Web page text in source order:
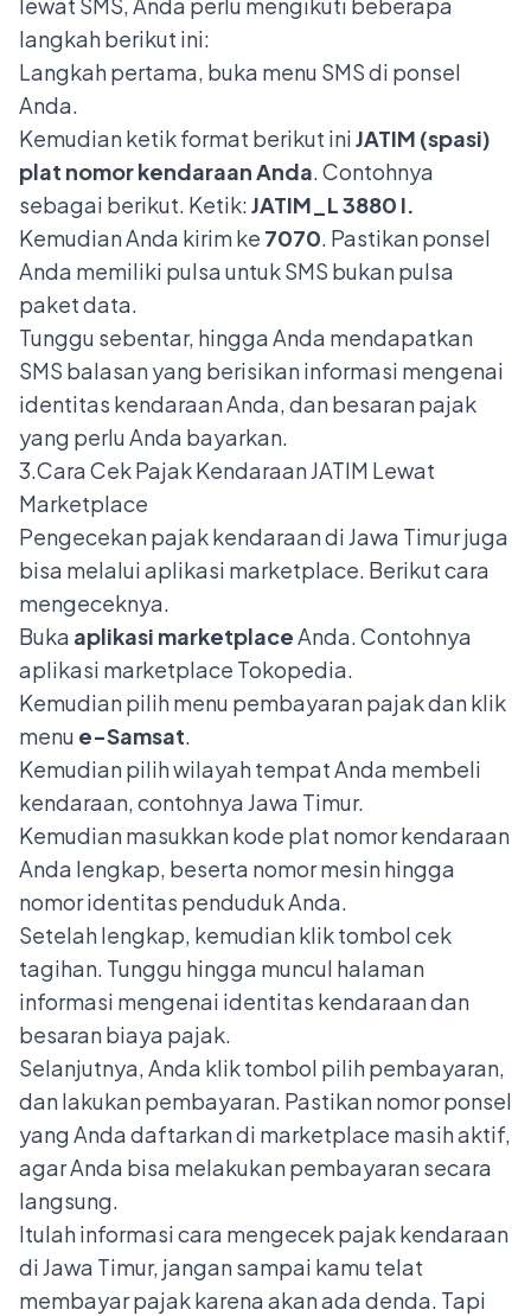
lewat SMS, Anda perlu mengikuti beberapa
langkah berikut ini:
Langkah pertama, buka menu SMS di ponsel
Anda.
Kemudian ketik format berikut iniJATIM (spasi)
plat nomor kendaraan Anda. Contohnya
sebagai berikut. Ketik:JATIM_L 3880 I.
Kemudian Anda kirim ke 7070. Pastikan ponsel
Anda memiliki pulsa untuk SMS bukan pulsa
paket data.
Tunggu sebentar, hingga Anda mendapatkan
SMS balasan yang berisikan informasi mengenai
identitas kendaraan Anda, dan besaran pajak
yang perlu Anda bayarkan.
3.Cara Cek Pajak Kendaraan JATIM Lewat
Marketplace
Pengecekan pajak kendaraan di Jawa Timur juga
bisa melalui aplikasi marketplace. Berikut cara
mengeceknya.
Buka aplikasi marketplaceAnda. Contohnya
aplikasi marketplace Tokopedia.
Kemudian pilih menu pembayaran pajak dan klik
menu e-Samsat.
Kemudian pilih wilayah tempat Anda membeli
kendaraan, contohnya Jawa Timur.
Kemudian masukkan kode plat nomor kendaraan
Anda lengkap, beserta nomor mesin hingga
nomor identitas penduduk Anda.
Setelah lengkap, kemudian klik tombol cek
tagihan. Tunggu hingga muncul halaman
informasi mengenai identitas kendaraan dan
besaran biaya pajak.
Selanjutnya, Anda klik tombol pilih pembayaran,
dan lakukan pembayaran. Pastikan nomor ponsel
yang Anda daftarkan di marketplace masih aktif,
agar Anda bisa melakukan pembayaran secara
langsung.
Itulah informasi cara mengecek pajak kendaraan
di Jawa Timur, jangan sampai kamu telat
membayar pajak karena akan ada denda. Tapi